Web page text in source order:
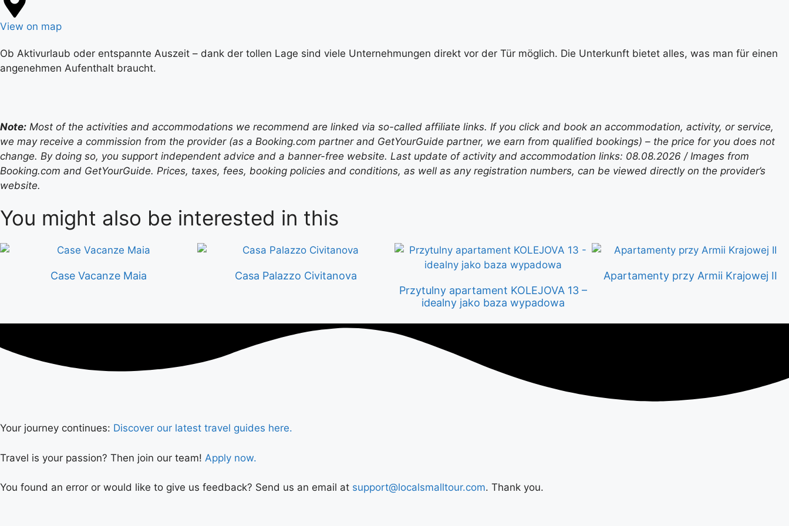
View on map
Ob Aktivurlaub oder entspannte Auszeit – dank der tollen Lage sind viele Unternehmungen direkt vor der Tür möglich. Die Unterkunft bietet alles, was man für einen
angenehmen Aufenthalt braucht.
Note: Most of the activities and accommodations we recommend are linked via so-called affiliate links. If you click and book an accommodation, activity, or service,
we may receive a commission from the provider (as a Booking.com partner and GetYourGuide partner, we earn from qualified bookings) – the price for you does not
change. By doing so, you support independent advice and a banner-free website. Last update of activity and accommodation links: 08.08.2026 / Images from
Booking.com and GetYourGuide. Prices, taxes, fees, booking policies and conditions, as well as any registration numbers, can be viewed directly on the provider’s
website.
You might also be interested in this
Case Vacanze Maia
Casa Palazzo Civitanova
Przytulny apartament KOLEJOVA 13 –
idealny jako baza wypadowa
Apartamenty przy Armii Krajowej II
Your journey continues: Discover our latest travel guides here.
Travel is your passion? Then join our team! Apply now.
You found an error or would like to give us feedback? Send us an email at support@localsmalltour.com. Thank you.